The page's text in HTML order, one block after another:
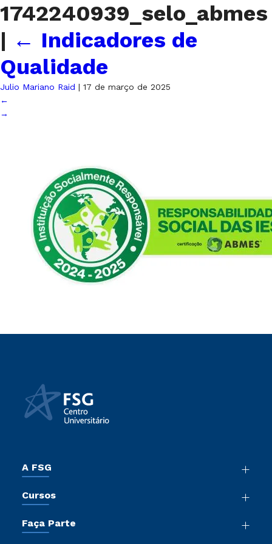
1742240939_selo_abmes
| ← Indicadores de
Qualidade
Julio Mariano Raid | 17 de março de 2025
←
→
A FSG
Sala de Imprensa
Sou Colaborador
Cursos
Pós-Graduação
Faça Parte